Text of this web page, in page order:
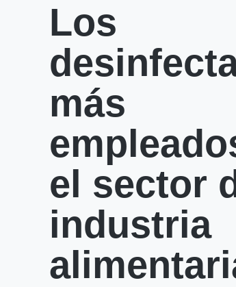
Los
más
el sector
industria